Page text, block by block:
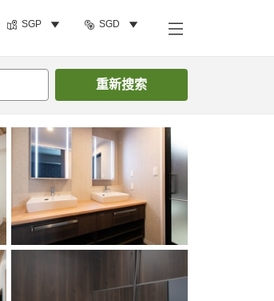
SGP SGD
重新搜索
搜索客房